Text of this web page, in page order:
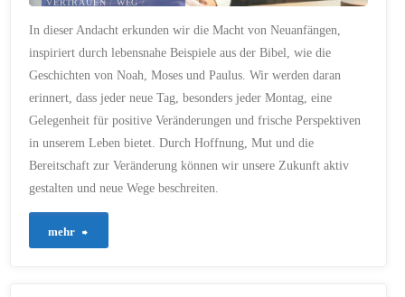
VERTRAUEN / WEG/
In dieser Andacht erkunden wir die Macht von Neuanfängen,
inspiriert durch lebensnahe Beispiele aus der Bibel, wie die
Geschichten von Noah, Moses und Paulus. Wir werden daran
erinnert, dass jeder neue Tag, besonders jeder Montag, eine
Gelegenheit für positive Veränderungen und frische Perspektiven
in unserem Leben bietet. Durch Hoffnung, Mut und die
Bereitschaft zur Veränderung können wir unsere Zukunft aktiv
gestalten und neue Wege beschreiten.
mehr